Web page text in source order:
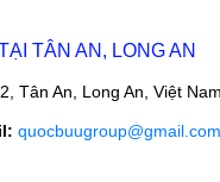
TÂN AN, LONG AN
Tân An, Long An, Việt
quocbuugroup@gmail.com